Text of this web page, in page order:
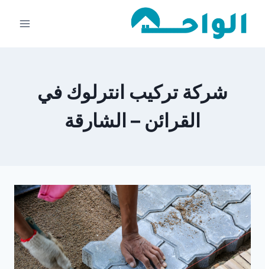
شركة تركيب انترلوك في
القرائن – الشارقة